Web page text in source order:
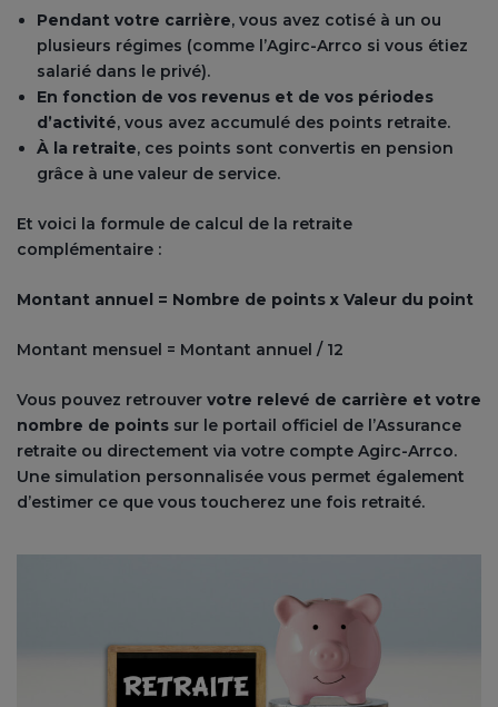
Pendant votre carrière, vous avez cotisé à un ou
plusieurs régimes (comme l’Agirc-Arrco si vous étiez
salarié dans le privé).
En fonction de vos revenus et de vos périodes
d’activité, vous avez accumulé des points retraite.
À la retraite, ces points sont convertis en pension
grâce à une valeur de service.
Et voici la formule de calcul de la retraite
complémentaire :
Montant annuel = Nombre de points x Valeur du point
Montant mensuel = Montant annuel / 12
Vous pouvez retrouver votre relevé de carrière et votre
nombre de points sur le portail officiel de l’Assurance
retraite ou directement via votre compte Agirc-Arrco.
Une simulation personnalisée vous permet également
d’estimer ce que vous toucherez une fois retraité.